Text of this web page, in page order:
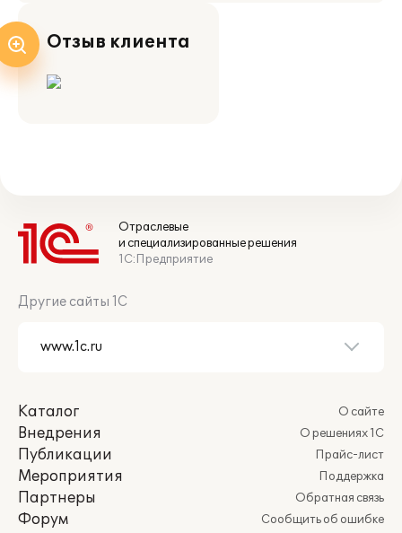
Отзыв клиента
Отраслевые
и специализированные решения
1С:Предприятие
Другие сайты 1С
Каталог
Внедрения
Публикации
Мероприятия
Партнеры
Форум
О сайте
О решениях 1С
Прайс-лист
Поддержка
Обратная связь
Сообщить об ошибке